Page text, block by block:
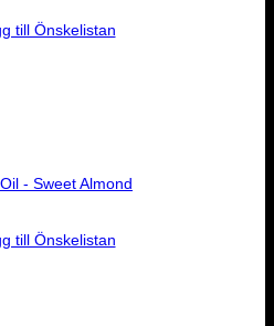
till Önskelistan
till Önskelistan